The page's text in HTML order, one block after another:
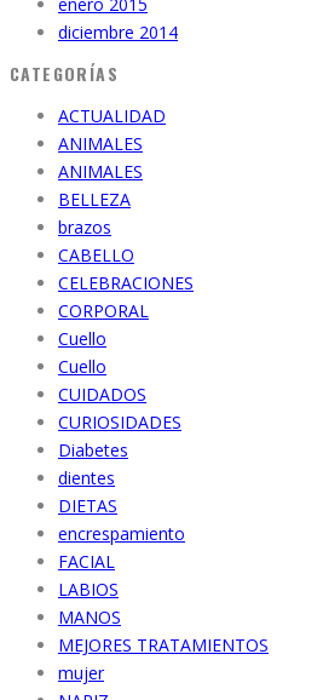
diciembre 2014
CATEGORÍAS
ACTUALIDAD
ANIMALES
ANIMALES
BELLEZA
brazos
CABELLO
CELEBRACIONES
CORPORAL
Cuello
Cuello
CUIDADOS
CURIOSIDADES
Diabetes
dientes
DIETAS
encrespamiento
FACIAL
LABIOS
MANOS
MEJORES TRATAMIENTOS
mujer